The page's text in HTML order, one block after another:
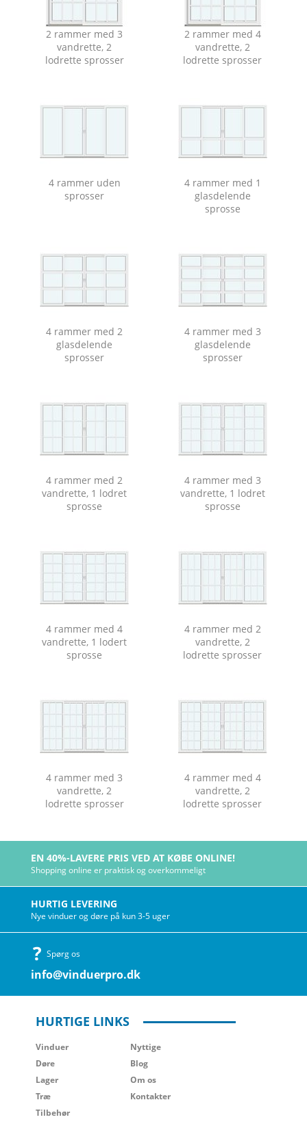
2 rammer med 3
vandrette, 2
lodrette sprosser
2 rammer med 4
vandrette, 2
lodrette sprosser
4 rammer uden
sprosser
4 rammer med 1
glasdelende
sprosse
4 rammer med 2
glasdelende
sprosser
4 rammer med 3
glasdelende
sprosser
4 rammer med 2
vandrette, 1 lodret
sprosse
4 rammer med 3
vandrette, 1 lodret
sprosse
4 rammer med 4
vandrette, 1 lodert
sprosse
4 rammer med 2
vandrette, 2
lodrette sprosser
4 rammer med 3
vandrette, 2
lodrette sprosser
4 rammer med 4
vandrette, 2
lodrette sprosser
EN 40%-LAVERE PRIS VED AT KØBE ONLINE!
Shopping online er praktisk og overkommeligt
HURTIG LEVERING
Nye vinduer og døre på kun 3-5 uger
Spørg os
info@vinduerpro.dk
HURTIGE LINKS
Vinduer
Døre
Lager
Træ
Tilbehør
Nyttige
Blog
Om os
Kontakter